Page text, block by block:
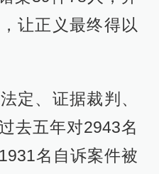
让正义最终得以
定、证据裁判、
去五年对2943名
名自诉案件被